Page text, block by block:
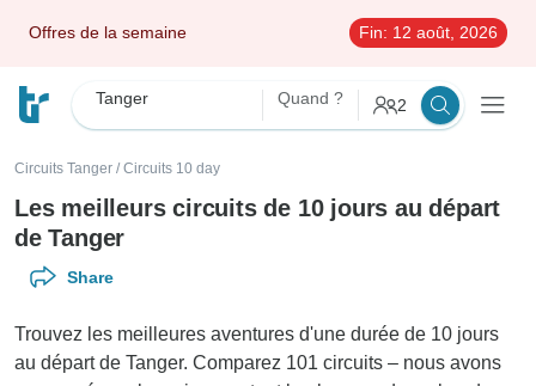
Offres de la semaine Fin: 12 août, 2026
Tanger Quand ? 2
Circuits Tanger / Circuits 10 day
Les meilleurs circuits de 10 jours au départ
de Tanger
Share
Trouvez les meilleures aventures d'une durée de 10 jours
au départ de Tanger. Comparez 101 circuits – nous avons